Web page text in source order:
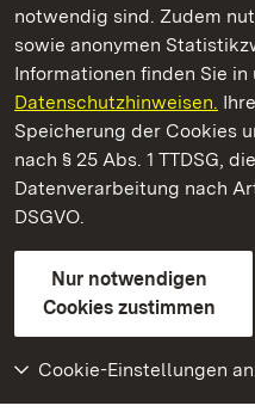
notwendig sind. Zudem
sowie anonymen
Informationen finden Sie in
Datenschutzhinweisen.
Speicherung der Cookies
nach § 25 Abs. 1 TTDSG,
Datenverarbeitung nach
DSGVO.
Nur notwendigen
Cookies zustimmen
Cookie-Einstellungen
Staatliche Schlösser und
Staatliche Schlösser und
Kontakt
GebärdenspracheLeichte
Erklärung zur
BITV-konform (geprüfte
Weiteres